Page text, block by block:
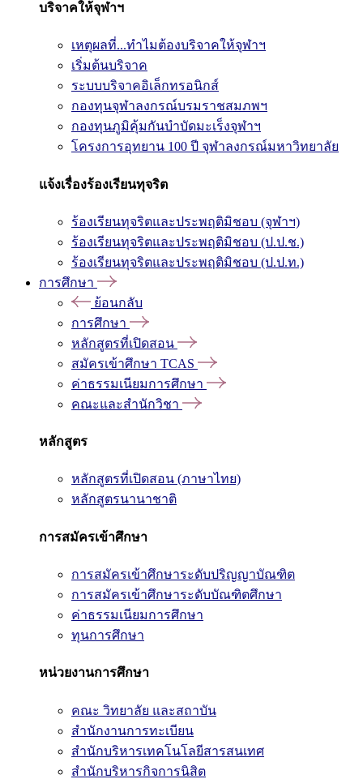
บริจาคให้จุฬาฯ
เหตุผลที่...ทำไมต้องบริจาคให้จุฬาฯ
เริ่มต้นบริจาค
ระบบบริจาคอิเล็กทรอนิกส์
กองทุนจุฬาลงกรณ์บรมราชสมภพฯ
กองทุนภูมิคุ้มกันบำบัดมะเร็งจุฬาฯ
โครงการอุทยาน 100 ปี จุฬาลงกรณ์มหาวิทยาลัย
แจ้งเรื่องร้องเรียนทุจริต
ร้องเรียนทุจริตและประพฤติมิชอบ (จุฬาฯ)
ร้องเรียนทุจริตและประพฤติมิชอบ (ป.ป.ช.)
ร้องเรียนทุจริตและประพฤติมิชอบ (ป.ป.ท.)
การศึกษา
ย้อนกลับ
การศึกษา
หลักสูตรที่เปิดสอน
สมัครเข้าศึกษา TCAS
ค่าธรรมเนียมการศึกษา
คณะและสำนักวิชา
หลักสูตร
หลักสูตรที่เปิดสอน (ภาษาไทย)
หลักสูตรนานาชาติ
การสมัครเข้าศึกษา
การสมัครเข้าศึกษาระดับปริญญาบัณฑิต
การสมัครเข้าศึกษาระดับบัณฑิตศึกษา
ค่าธรรมเนียมการศึกษา
ทุนการศึกษา
หน่วยงานการศึกษา
คณะ วิทยาลัย และสถาบัน
สำนักงานการทะเบียน
สำนักบริหารเทคโนโลยีสารสนเทศ
สำนักบริหารกิจการนิสิต